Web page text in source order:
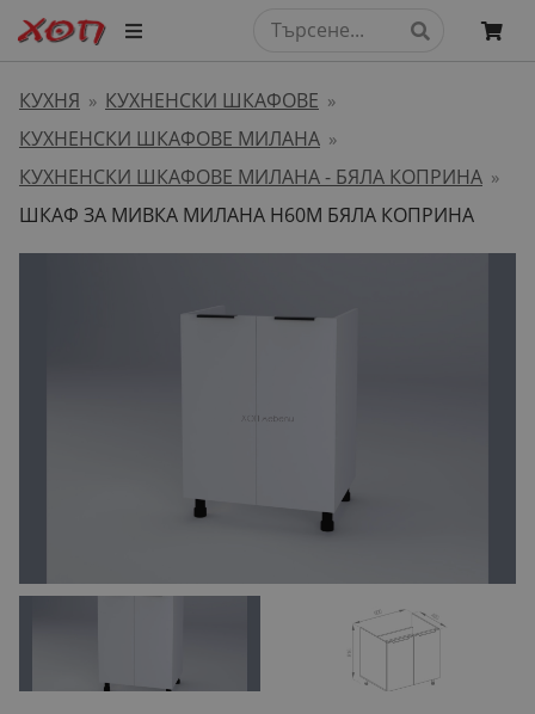
КУХНЯ » КУХНЕНСКИ ШКАФОВЕ »
КУХНЕНСКИ ШКАФОВЕ МИЛАНА »
КУХНЕНСКИ ШКАФОВЕ МИЛАНА - БЯЛА КОПРИНА »
ШКАФ ЗА МИВКА МИЛАНА H60M БЯЛА КОПРИНА